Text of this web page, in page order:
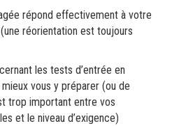
répond effectivement à votre
réorientation est toujours
les tests d’entrée en
vous y préparer (ou de
trop important entre vos
et le niveau d’exigence)